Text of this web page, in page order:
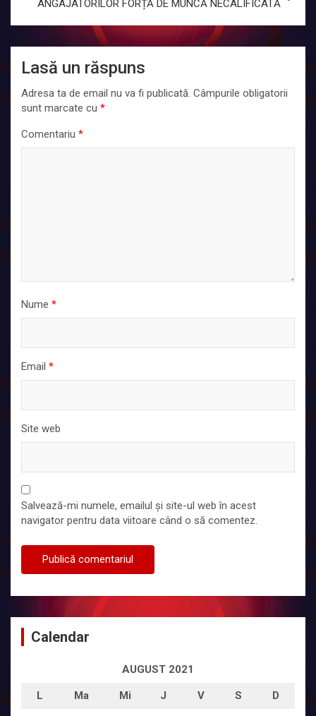
ANGAJATORILOR FORȚĂ DE MUNCĂ NECALIFICATĂ
Lasă un răspuns
Adresa ta de email nu va fi publicată. Câmpurile obligatorii
sunt marcate cu *
Comentariu *
Nume *
Email *
Site web
Salvează-mi numele, emailul și site-ul web în acest
navigator pentru data viitoare când o să comentez.
Calendar
AUGUST 2021
L Ma Mi J V S D